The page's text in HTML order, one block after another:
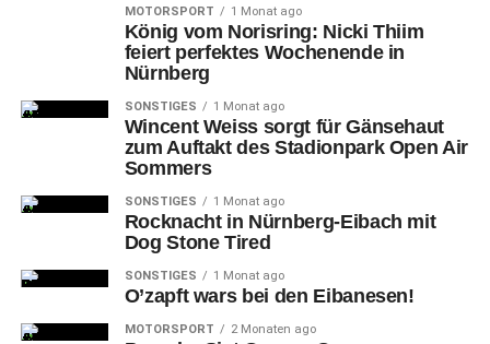
MOTORSPORT 1 Monat ago
König vom Norisring: Nicki Thiim
feiert perfektes Wochenende in
Nürnberg
SONSTIGES 1 Monat ago
Wincent Weiss sorgt für Gänsehaut
zum Auftakt des Stadionpark Open Air
Sommers
SONSTIGES 1 Monat ago
Rocknacht in Nürnberg-Eibach mit
Dog Stone Tired
SONSTIGES 1 Monat ago
O’zapft wars bei den Eibanesen!
MOTORSPORT 2 Monaten ago